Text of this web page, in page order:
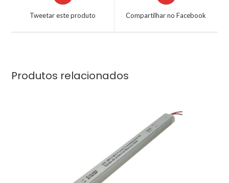
Tweetar este produto Compartilhar no Facebook
Produtos relacionados